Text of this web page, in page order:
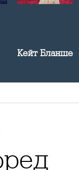
Кейт Бланшет